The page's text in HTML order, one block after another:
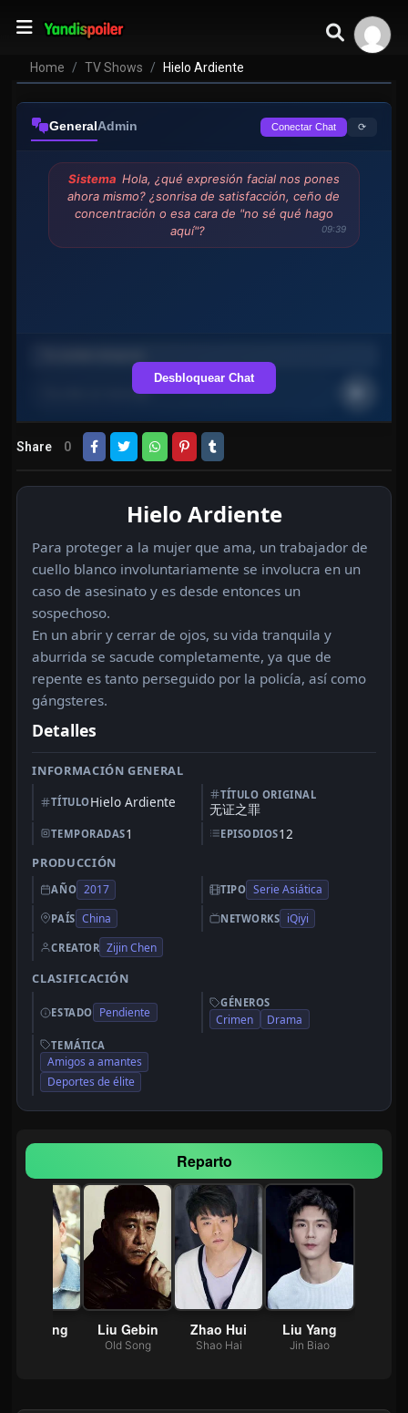
Home TV Shows Hielo Ardiente
GeneralAdmin Conectar Chat ⟳
Sistema Hola, ¿qué expresión facial nos pones
ahora mismo? ¿sonrisa de satisfacción, ceño de
concentración o esa cara de "no sé qué hago
aquí"?
09:39
Desbloquear Chat
Share 0
Hielo Ardiente
Para proteger a la mujer que ama, un trabajador de
cuello blanco involuntariamente se involucra en un
caso de asesinato y es desde entonces un
sospechoso.
En un abrir y cerrar de ojos, su vida tranquila y
aburrida se sacude completamente, ya que de
repente es tanto perseguido por la policía, así como
gángsteres.
Detalles
INFORMACIÓN GENERAL
TÍTULOHielo Ardiente TÍTULO ORIGINAL
无证之罪
TEMPORADAS1 EPISODIOS12
PRODUCCIÓN
AÑO 2017 TIPO Serie Asiática
PAÍS China NETWORKS iQiyi
CREATOR Zijin Chen
CLASIFICACIÓN
ESTADO Pendiente
GÉNEROS
Crimen Drama
TEMÁTICA
Amigos a amantes
Deportes de élite
Reparto
Li Junting Liu Gebin
Old Song
Zhao Hui
Shao Hai
Liu Yang
Jin Biao